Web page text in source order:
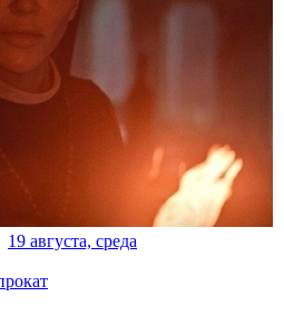
19 августа, среда